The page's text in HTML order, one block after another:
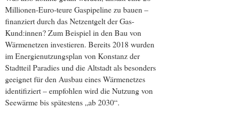
Millionen-Euro-teure Gaspipeline zu bauen –
finanziert durch das Netzentgelt der Gas-
Kund:innen? Zum Beispiel in den Bau von
Wärmenetzen investieren. Bereits 2018 wurden
im Energienutzungsplan von Konstanz der
Stadtteil Paradies und die Altstadt als besonders
geeignet für den Ausbau eines Wärmenetzes
identifiziert – empfohlen wird die Nutzung von
Seewärme bis spätestens „ab 2030“.